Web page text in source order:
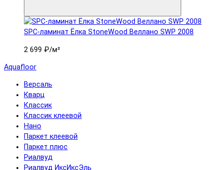
SPC-ламинат Ëлка StoneWood Веллано SWP 2008
2 699 ₽/м²
Aquafloor
Версаль
Кварц
Классик
Классик клеевой
Нано
Паркет клеевой
Паркет плюс
Риалвуд
Риалвуд ИксИксЭль